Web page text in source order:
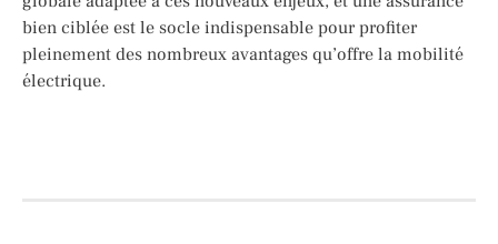
bien ciblée est le socle indispensable pour profiter
pleinement des nombreux avantages qu’offre la mobilité
électrique.